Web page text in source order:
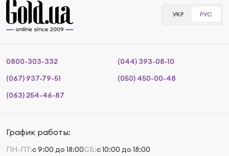
УКР РУС
0800-303-332
(044) 393-08-10
(067) 937-79-51
(050) 450-00-48
(063) 254-46-87
График работы:
ПН-ПТ:с 9:00 до 18:00СБ:с 10:00 до 18:00